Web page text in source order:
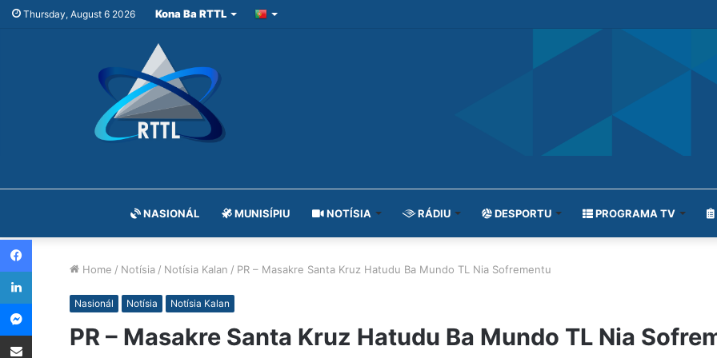
Thursday, August 6 2026 Kona Ba RTTL
NASIONÁL MUNISÍPIU NOTÍSIA RÁDIU DESPORTU PROGRAMA TV
Home / Notísia / Notísia Kalan / PR – Masakre Santa Kruz Hatudu Ba Mundo TL Nia Sofrementu
Nasionál Notísia Notísia Kalan
PR – Masakre Santa Kruz Hatudu Ba Mundo TL Nia
Facebook
LinkedIn
Messenger